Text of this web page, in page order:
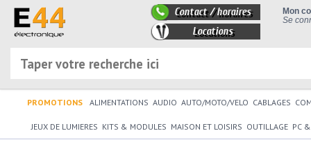
Mon
Se
Contact / horaires
Locations
PROMOTIONS ALIMENTATIONS AUDIO AUTO/MOTO/VELO CABLAGES
JEUX DE LUMIERES KITS & MODULES MAISON ET LOISIRS OUTILLAGE PC